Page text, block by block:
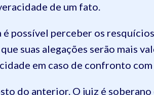
de um fato.
possível perceber os
suas alegações serão mais
em caso de confronto
do anterior. O juiz é